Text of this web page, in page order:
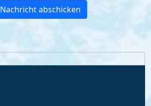
Nachricht abschicken